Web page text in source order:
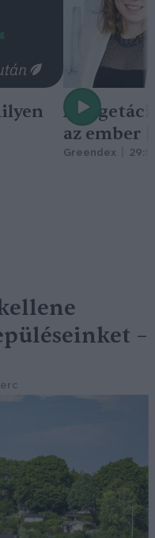
A
az ember
Greendex
–